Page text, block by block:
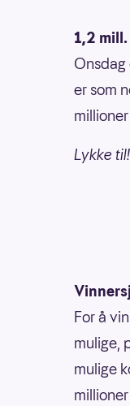
1,2
er som
Lykke til!
For å
mulige,
mulige